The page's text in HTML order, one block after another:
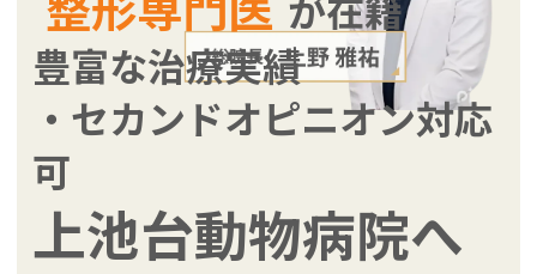
豊富な治療実績
・セカンドオピニオン対応
可
上池台動物病院へ